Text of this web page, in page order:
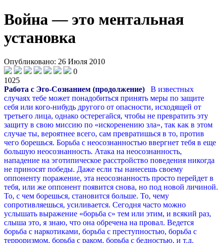
Война — это ментальная
установка
Опубликовано: 26 Июля 2010
0
1025
Работа с Эго-Сознанием (продолжение)
В известных
случаях тебе может понадобиться принять меры по защите
себя или кого-нибудь другого от опасности, исходящей от
третьего лица, однако остерегайся, чтобы не превратить эту
защиту в свою миссию по «искоренению зла», так как в этом
случае ты, вероятнее всего, сам превратишься в то, против
чего борешься. Борьба с неосознанностью ввергнет тебя в еще
большую неосознанность. Атака на неосознанность,
нападение на эготипическое расстройство поведения никогда
не приносят победы. Даже если ты нанесешь своему
оппоненту поражение, эта неосознанность просто перейдет в
тебя, или же оппонент появится снова, но под новой личиной.
То, с чем борешься, становится больше. То, чему
сопротивляешься, усиливается. Сегодня часто можно
услышать выражение «борьба с» тем или этим, и всякий раз,
слыша это, я знаю, что она обречена на провал. Ведется
борьба с наркотиками, борьба с преступностью, борьба с
терроризмом, борьба с раком, борьба с бедностью, и т.д.